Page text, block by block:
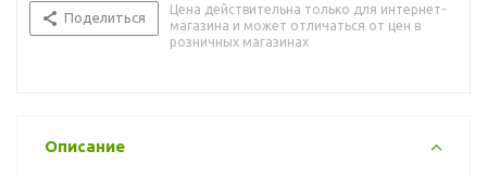
Поделиться
Цена действительна только для интернет-
магазина и может отличаться от цен в
розничных магазинах
Описание